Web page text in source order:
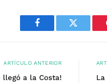
Facebook Twitter
ARTÍCULO ANTERIOR
llegó a la Costa!